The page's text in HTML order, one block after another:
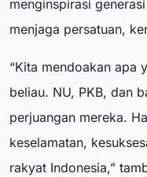
menginspirasi
menjaga persatuan,
“Kita mendoakan apa
beliau. NU, PKB, dan
perjuangan mereka.
keselamatan,
rakyat Indonesia,”